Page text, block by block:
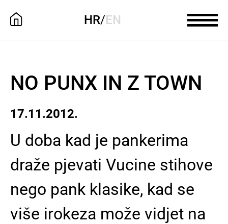
HR/EN
NO PUNX IN Z TOWN
17.11.2012.
U doba kad je pankerima
draže pjevati Vucine stihove
nego pank klasike, kad se
više irokeza može vidjet na